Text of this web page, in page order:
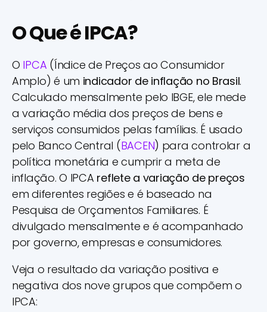
O Que é IPCA?
O IPCA (Índice de Preços ao Consumidor
Amplo) é um indicador de inflação no Brasil.
Calculado mensalmente pelo IBGE, ele mede
a variação média dos preços de bens e
serviços consumidos pelas famílias. É usado
pelo Banco Central (BACEN) para controlar a
política monetária e cumprir a meta de
inflação. O IPCA reflete a variação de preços
em diferentes regiões e é baseado na
Pesquisa de Orçamentos Familiares. É
divulgado mensalmente e é acompanhado
por governo, empresas e consumidores.
Veja o resultado da variação positiva e
negativa dos nove grupos que compõem o
IPCA: